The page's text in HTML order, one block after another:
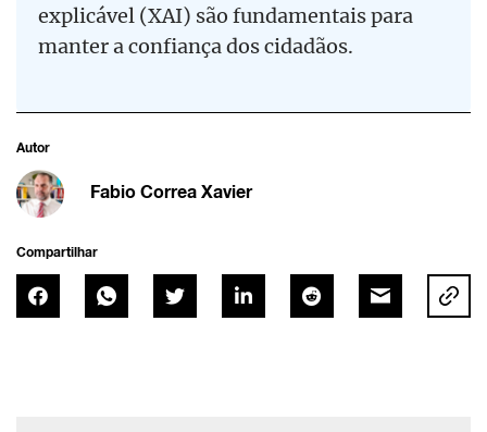
explicável (XAI) são fundamentais para
manter a confiança dos cidadãos.
Autor
Fabio Correa Xavier
Compartilhar